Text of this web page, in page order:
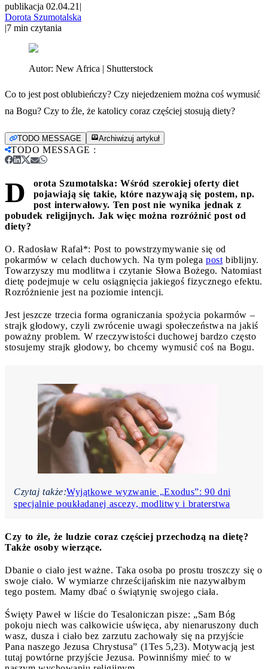
publikacja 02.04.21 |
Dorota Szumotalska
|7 min czytania
Autor: New Africa | Shutterstock
Co to jest post oblubieńczy? Czy niejedzeniem można coś wymusić
na Bogu? Czy to źle, że katolicy coraz częściej stosują diety?
TODO MESSAGE Archiwizuj artykuł
TODO MESSAGE :
D
orota Szumotalska: Wśród szerokiej oferty diet
pojawiają się takie, które nazywają się postem, np.
post interwałowy. Ten post nie wynika jednak z
pobudek religijnych. Jak więc można rozróżnić post od
diety?
O. Radosław Rafał*: Post to powstrzymywanie się od
pokarmów w celach duchowych. Na tym polega post biblijny.
Towarzyszy mu modlitwa i czytanie Słowa Bożego. Natomiast
dietę podejmuje w celu osiągnięcia jakiegoś fizycznego efektu.
Rozróżnienie jest na poziomie intencji.
Jest jeszcze trzecia forma ograniczania spożycia pokarmów –
strajk głodowy, czyli zwrócenie uwagi społeczeństwa na jakiś
poważny problem. W rzeczywistości duchowej bardzo często
stosujemy strajk głodowy, bo chcemy wymusić coś na Bogu.
Czytaj także:Wyjątkowe wyzwanie „Exodus”: 90 dni
specjalnie poukładanej ascezy, modlitwy i braterstwa
Czy to źle, że ludzie coraz częściej przechodzą na dietę?
Także osoby wierzące.
Dbanie o ciało jest ważne. Taka osoba po prostu troszczy się o
swoje ciało. W wymiarze chrześcijańskim nie nazywałbym
tego postem. Mamy dbać o świątynię swojego ciała.
Święty Paweł w liście do Tesaloniczan pisze: „Sam Bóg
pokoju niech was całkowicie uświęca, aby nienaruszony duch
wasz, dusza i ciało bez zarzutu zachowały się na przyjście
Pana naszego Jezusa Chrystusa” (1Tes 5,23). Motywacją jest
tutaj powtórne przyjście Jezusa. Powinniśmy mieć to w